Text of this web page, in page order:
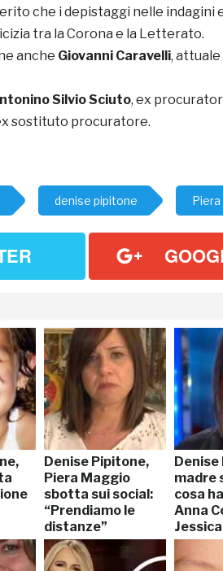
che i depistaggi nelle indagini
tra la Corona e la Letterato.
anche Giovanni Caravelli,
Silvio Sciuto, ex
sostituto procuratore.
denise pipitone
Denise Pipitone,
Piera Maggio
sbotta sui social:
“Prendiamo le
distanze”
Denise
madre
cosa
Anna
Jessica